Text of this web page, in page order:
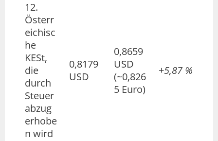
12.
Österr
eichisc
he
KESt,
die
durch
Steuer
abzug
erhobe
n wird
0,8179
USD
0,8659
USD
(~0,826
5 Euro)
+5,87 %